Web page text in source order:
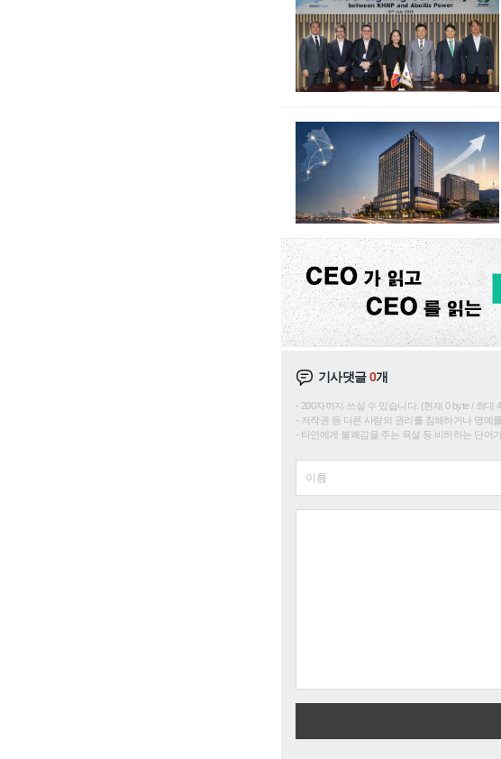
기사댓글0개
200자까지 쓰실 수 있습니다. (현재 0 byte / 최대
저작권 등 다른 사람의 권리를 침해하거나 명예
타인에게 불쾌감을 주는 욕설 등 비하하는 단어